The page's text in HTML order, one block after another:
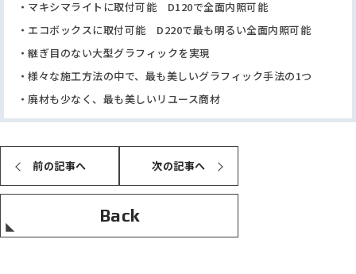
マキシマライトに取付可能 D120で全面内照可能
エコボックスに取付可能 D220で最も明るい全面内照可能
継ぎ目のない大型グラフィックを実現
様々な施工方法の中で、最も美しいグラフィック手法の1つ
廃材も少なく、最も美しいリユース商材
前の記事へ 次の記事へ
Back